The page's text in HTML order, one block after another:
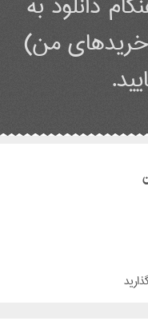
من)